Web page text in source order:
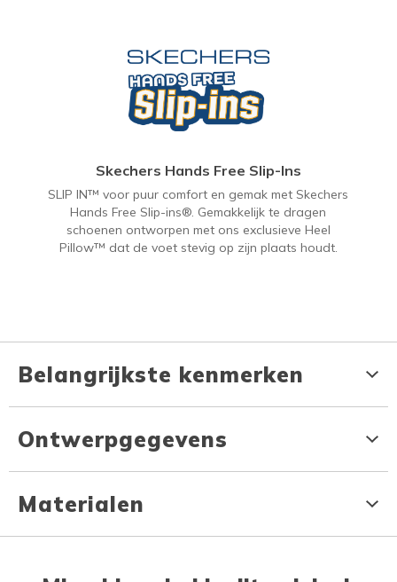
Skechers Hands Free Slip-Ins
SLIP IN™ voor puur comfort en gemak met Skechers
Hands Free Slip-ins®. Gemakkelijk te dragen
schoenen ontworpen met ons exclusieve Heel
Pillow™ dat de voet stevig op zijn plaats houdt.
Belangrijkste kenmerken
Ontwerpgegevens
Materialen